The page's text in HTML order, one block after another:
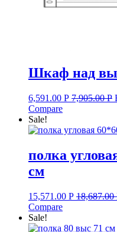
Шкаф над
6,591.00 Р 7,905.00Р
Compare
Sale!
полка
см
15,571.00 Р 18,687.00
Compare
Sale!